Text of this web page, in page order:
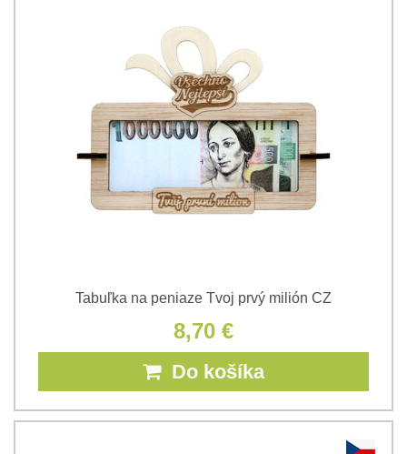
Tabuľka na peniaze Tvoj prvý milión CZ
8,70 €
Do košíka